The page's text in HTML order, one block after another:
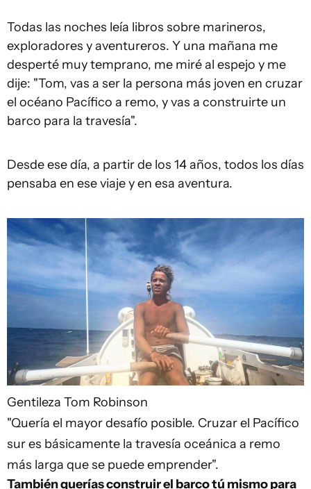
Todas las noches leía libros sobre marineros,
exploradores y aventureros. Y una mañana me
desperté muy temprano, me miré al espejo y me
dije: "Tom, vas a ser la persona más joven en cruzar
el océano Pacífico a remo, y vas a construirte un
barco para la travesía".
Desde ese día, a partir de los 14 años, todos los días
pensaba en ese viaje y en esa aventura.
Gentileza Tom Robinson
"Quería el mayor desafío posible. Cruzar el Pacífico
sur es básicamente la travesía oceánica a remo
más larga que se puede emprender".
También querías construir el barco tú mismo para